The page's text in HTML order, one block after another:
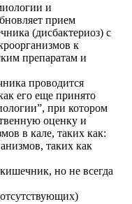
и
прием
(дисбактериоз) с
к
препаратам и
проводится
его еще принято
при котором
оценку и
в кале, таких как:
таких как
но не всегда